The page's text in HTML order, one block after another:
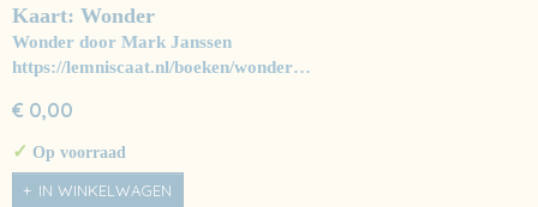
Kaart: Wonder
Wonder door Mark Janssen
https://lemniscaat.nl/boeken/wonder…
€ 0,00
✓ Op voorraad
IN WINKELWAGEN